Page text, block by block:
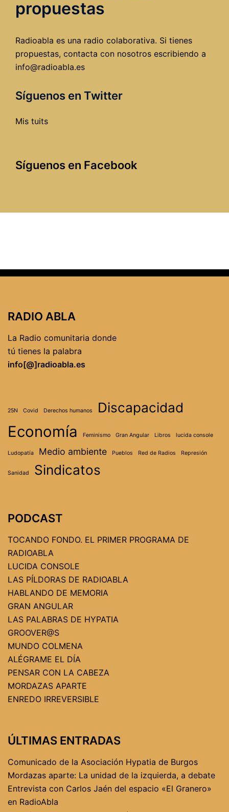
futuro
propuestas
Radioabla es una radio colaborativa. Si tienes
propuestas, contacta con nosotros escribiendo a
info@radioabla.es
Síguenos en Twitter
Mis tuits
Síguenos en Facebook
RADIO ABLA
La Radio comunitaria donde
tú tienes la palabra
info[@]radioabla.es
25N Covid Derechos humanos Discapacidad
Economía Feminismo Gran Angular Libros lucida console
Ludopatía Medio ambiente Pueblos Red de Radios Represión
Sanidad Sindicatos
PODCAST
TOCANDO FONDO. EL PRIMER PROGRAMA DE
RADIOABLA
LUCIDA CONSOLE
LAS PÍLDORAS DE RADIOABLA
HABLANDO DE MEMORIA
GRAN ANGULAR
LAS PALABRAS DE HYPATIA
GROOVER@S
MUNDO COLMENA
ALÉGRAME EL DÍA
PENSAR CON LA CABEZA
MORDAZAS APARTE
ENREDO IRREVERSIBLE
ÚLTIMAS ENTRADAS
Comunicado de la Asociación Hypatia de Burgos
Mordazas aparte: La unidad de la izquierda, a debate
Entrevista con Carlos Jaén del espacio «El Granero»
en RadioAbla